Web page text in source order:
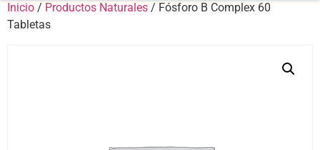
Inicio / Productos Naturales / Fósforo B Complex 60
Tabletas